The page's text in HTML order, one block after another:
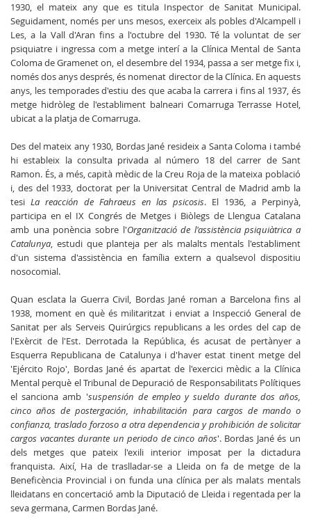
1930, el mateix any que es titula Inspector de Sanitat Municipal.
Seguidament, només per uns mesos, exerceix als pobles d'Alcampell i
Les, a la Vall d'Aran fins a l'octubre del 1930. Té la voluntat de ser
psiquiatre i ingressa com a metge interí a la Clínica Mental de Santa
Coloma de Gramenet on, el desembre del 1934, passa a ser metge fix i,
només dos anys després, és nomenat director de la Clínica. Enaquests
anys, les temporades d'estiu des que acaba la carrera i fins al 1937, és
metge hidròleg de l'establiment balneari Comarruga Terrasse Hotel,
ubicat a la platja deComarruga.
Des del mateix any 1930, Bordas Jané resideix a Santa Coloma i també
hi estableix la consulta privada al número 18 del carrer de Sant
Ramon. És, a més, capità mèdic de la Creu Roja de la mateixa població
i, des del 1933, doctorat per la Universitat Central de Madrid amb la
tesi La reacción de Fahraeus en las psicosis. El 1936, a Perpinyà,
participa en el IX Congrés de Metges i Biòlegs de Llengua Catalana
amb una ponència sobre l'Organització de l'assistència psiquiàtrica a
Catalunya, estudi que planteja per als malalts mentals l'establiment
d'un sistema d'assistència en família extern a qualsevol dispositiu
nosocomial.
Quan esclata la Guerra Civil, Bordas Jané roman a Barcelona fins al
1938, moment en què és militaritzat i enviat a Inspecció General de
Sanitat per als Serveis Quirúrgics republicans a les ordes del cap de
l'Exèrcit de l'Est. Derrotada la República, és acusat de pertànyer a
Esquerra Republicana de Catalunya i d'haver estat tinent metge del
'Ejército Rojo', Bordas Jané és apartat de l'exercici mèdic a la Clínica
Mental perquè el Tribunal de Depuració de Responsabilitats Polítiques
el sanciona amb 'suspensión de empleo y sueldo durante dos años,
cinco años de postergación, inhabilitación para cargos de mando o
confianza, traslado forzoso a otra dependencia y prohibición de solicitar
cargos vacantes durante un periodo de cinco años'. Bordas Jané és un
dels metges que pateix l'exili interior imposat per la dictadura
franquista. Així, Ha de traslladar-se a Lleida on fa de metge de la
Beneficència Provincial i on funda una clínica per als malats mentals
lleidatans en concertació amb la Diputació de Lleida i regentada per la
seva germana, Carmen Bordas Jané.